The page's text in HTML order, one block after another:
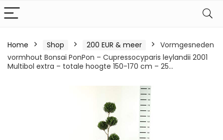
Home Shop 200 EUR & meer
Vormgesneden
vormhout Bonsai PonPon – Cupressocyparis leylandii 2001
Multibol extra – totale hoogte 150-170 cm – 25…